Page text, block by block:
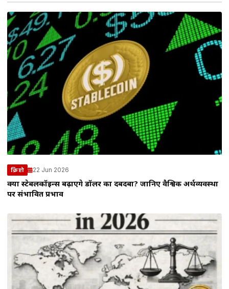
क्रिप्टो 22 Jun 2026
क्या स्टेबलकॉइन्स बढ़ाएंगे डॉलर का दबदबा? जानिए वैश्विक अर्थव्यवस्था
पर संभावित प्रभाव